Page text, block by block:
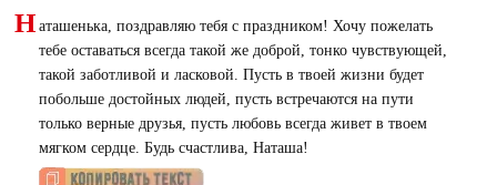
Н аташенька, поздравляю тебя с праздником! Хочу пожелать
тебе оставаться всегда такой же доброй, тонко чувствующей,
такой заботливой и ласковой. Пусть в твоей жизни будет
побольше достойных людей, пусть встречаются на пути
только верные друзья, пусть любовь всегда живет в твоем
мягком сердце. Будь счастлива, Наташа!